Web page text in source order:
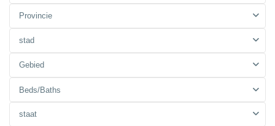
Provincie
stad
Gebied
Beds/Baths
staat